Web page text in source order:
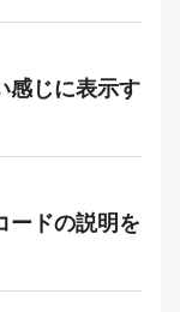
感じに表示す
ードの説明を